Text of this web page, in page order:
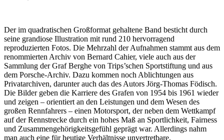
Der im quadratischen Großformat gehaltene Band besticht durch
seine grandiose Illustration mit rund 210 hervorragend
reproduzierten Fotos. Die Mehrzahl der Aufnahmen stammt aus dem
renommierten Archiv von Bernard Cahier, viele auch aus der
Sammlung der Graf Berghe von Trips’schen Sportstiftung und aus
dem Porsche-Archiv. Dazu kommen noch Ablichtungen aus
Privatarchiven, darunter auch das des Autors Jörg-Thomas Födisch.
Die Bilder geben die Karriere des Grafen von 1954 bis 1961 wieder
und zeigen – orientiert an den Leistungen und dem Wesen des
großen Rennfahrers – einen Motorsport, der neben dem Wettkampf
auf der Rennstrecke durch ein hohes Maß an Sportlichkeit, Fairness
und Zusammengehörigkeitsgefühl geprägt war. Allerdings nahm
man auch eine für heutige Verhältnisse unvertretbare,